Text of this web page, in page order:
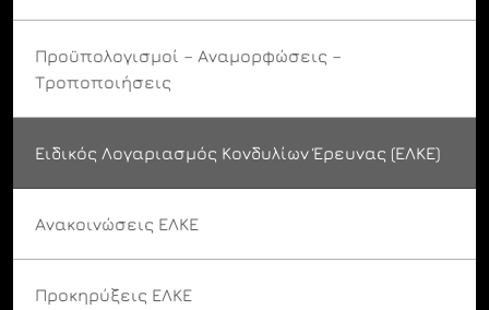
Προϋπολογισμοί – Αναμορφώσεις –
Τροποποιήσεις
Ειδικός Λογαριασμός Κονδυλίων Έρευνας (ΕΛΚΕ)
Ανακοινώσεις ΕΛΚΕ
Προκηρύξεις ΕΛΚΕ